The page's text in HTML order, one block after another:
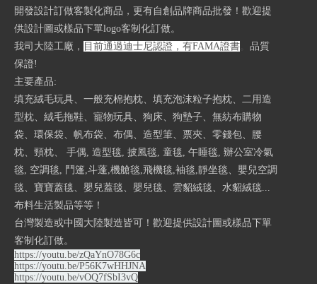
開發設計訂做客製化商品，更有自創品牌商品批發！歡迎提
供設計圖或樣品下單logo客制化訂做。
我司大陸工廠， 目前通過迪士尼認證，有FAMA證書
品質
保證!
主要產品:
填充絨毛玩具、一般充棉抱枕、填充泡沫粒子抱枕、二用造
型枕、絨毛拖鞋、寵物玩具、狗床、狗墊子、無紡布購物
袋、環保袋、帆布袋、布偶、造型筆、票夾、零錢包、腰
枕、頸枕、 手偶, 造型毯, 披風毯, 童毯, 午睡毯, 辦公室冷氣
毯, 空調毯, 鬥篷,斗蓬,機艙毯,飛機毯,袖毯,靜坐毯、嬰兒空調
毯、寶寶蓋毯、嬰兒蓋毯、嬰兒毯、雲貂絨毯、水貂絨毯...
布料生活製品等等！
台灣製造或中國大陸製造皆可！歡迎提供設計圖或樣品下單
客制化訂做。
https://youtu.be/zQaYnO78G6c
https://youtu.be/P56K7wHHJNA
https://youtu.be/vOQ7fSbI3vQ